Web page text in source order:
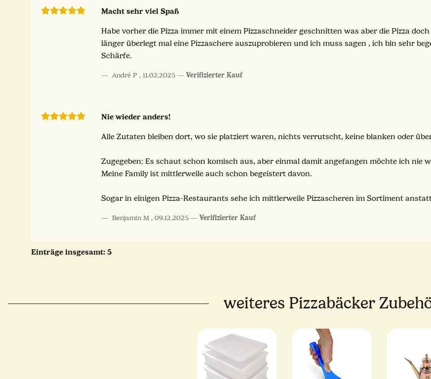
Macht sehr viel Spaß
Habe vorher die Pizza immer mit einem Pizzaschneider geschnitten was aber die Pizza
länger überlegt mal eine Pizzaschere auszuprobieren und ich muss sagen , ich bin sehr
Schärfe.
André P , 11.02.2025 Verifizierter Kauf
Nie wieder anders!
Alle Zutaten bleiben dort, wo sie platziert waren, nichts verrutscht, keine blanken oder
Zugegeben: Es schaut schon komisch aus, aber einmal damit angefangen möchte ich nie
Meine Family ist mittlerweile auch schon begeistert davon.
Sogar in einigen Pizza-Restaurants sehe ich mittlerweile Pizzascheren im Sortiment
Benjamin M , 09.12.2025 Verifizierter Kauf
Einträge insgesamt: 5
weiteres Pizzabäcker